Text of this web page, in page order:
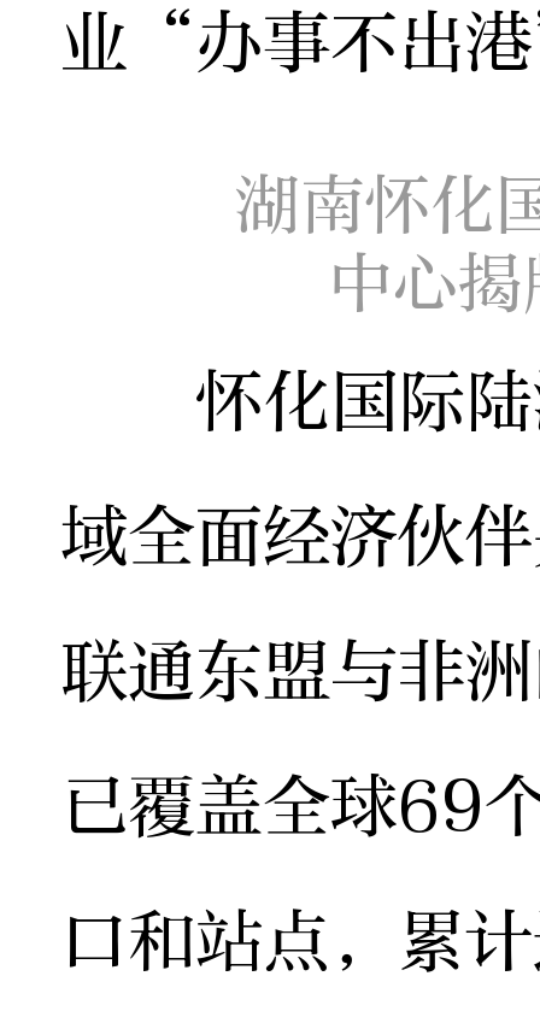
业“办事不出
湖南怀化
中心
怀化国际陆
域全面经济伙
联通东盟与非
已覆盖全球69
口和站点，累